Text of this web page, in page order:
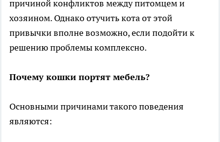
причиной конфликтов между питомцем и
хозяином. Однако отучить кота от этой
привычки вполне возможно, если подойти к
решению проблемы комплексно.
Почему кошки портят мебель?
Основными причинами такого поведения
являются: